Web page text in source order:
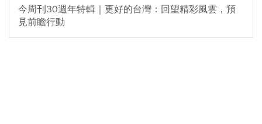
今周刊30週年特輯｜更好的台灣：回望精彩風雲，預
見前瞻行動